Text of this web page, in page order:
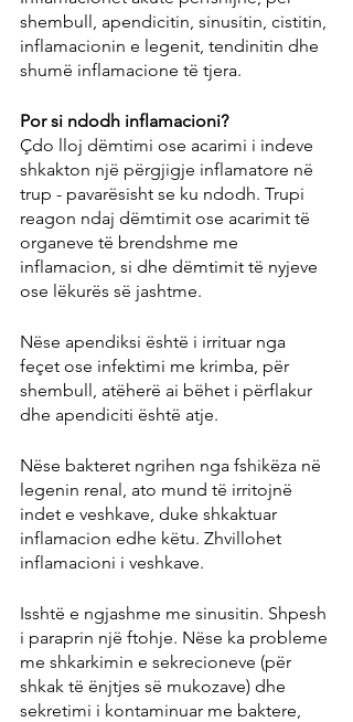
shembull, apendicitin, sinusitin, cistitin,
inflamacionin e legenit, tendinitin dhe
shumë inflamacione të tjera.
Por si ndodh inflamacioni?
Çdo lloj dëmtimi ose acarimi i indeve
shkakton një përgjigje inflamatore në
trup - pavarësisht se ku ndodh. Trupi
reagon ndaj dëmtimit ose acarimit të
organeve të brendshme me
inflamacion, si dhe dëmtimit të nyjeve
ose lëkurës së jashtme.
Nëse apendiksi është i irrituar nga
feçet ose infektimi me krimba, për
shembull, atëherë ai bëhet i përflakur
dhe apendiciti është atje.
Nëse bakteret ngrihen nga fshikëza në
legenin renal, ato mund të irritojnë
indet e veshkave, duke shkaktuar
inflamacion edhe këtu. Zhvillohet
inflamacioni i veshkave.
Isshtë e ngjashme me sinusitin. Shpesh
i paraprin një ftohje. Nëse ka probleme
me shkarkimin e sekrecioneve (për
shkak të ënjtjes së mukozave) dhe
sekretimi i kontaminuar me baktere,